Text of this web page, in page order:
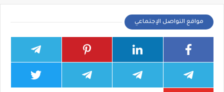
مواقع التواصل الإجتماعي